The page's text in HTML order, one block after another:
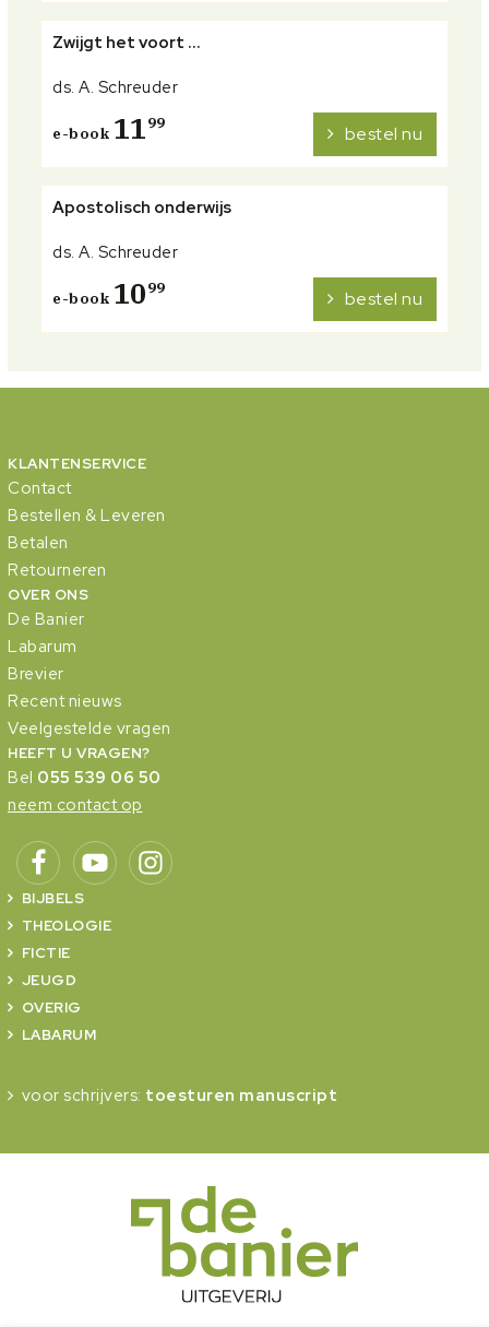
Zwijgt het voort ...
ds. A. Schreuder
e-book 1199 bestel nu
Apostolisch onderwijs
ds. A. Schreuder
e-book 1099 bestel nu
KLANTENSERVICE
Contact
Bestellen & Leveren
Betalen
Retourneren
OVER ONS
De Banier
Labarum
Brevier
Recent nieuws
Veelgestelde vragen
HEEFT U VRAGEN?
Bel 055 539 06 50
neem contact op
BIJBELS
THEOLOGIE
FICTIE
JEUGD
OVERIG
LABARUM
voor schrijvers: toesturen manuscript